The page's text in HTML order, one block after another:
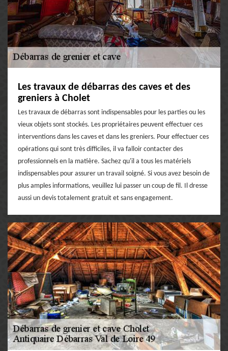
Les travaux de débarras des caves et des
greniers à Cholet
Les travaux de débarras sont indispensables pour les parties ou les
vieux objets sont stockés. Les propriétaires peuvent effectuer ces
interventions dans les caves et dans les greniers. Pour effectuer ces
opérations qui sont très difficiles, il va falloir contacter des
professionnels en la matière. Sachez qu'il a tous les matériels
indispensables pour assurer un travail soigné. Si vous avez besoin de
plus amples informations, veuillez lui passer un coup de fil. Il dresse
aussi un devis totalement gratuit et sans engagement.